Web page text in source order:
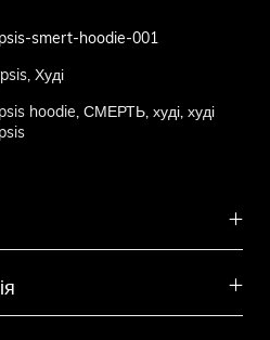
smert-hoodie-001
, Худі
hoodie, СМЕРТЬ, худі, худі